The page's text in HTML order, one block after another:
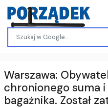
Warszawa:
chronionego suma i
bagażnika. Został